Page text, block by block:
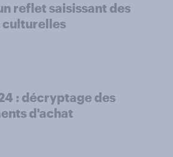
reflet saisissant des
: décryptage des
d'achat